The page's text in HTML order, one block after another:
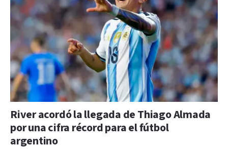
River acordó la llegada de Thiago Almada
por una cifra récord para el fútbol
argentino